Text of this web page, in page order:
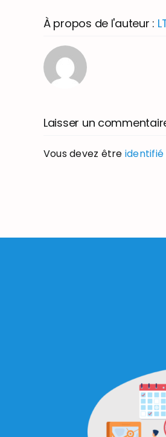
À propos de l'auteur :
Laisser un
Vous devez être identifié